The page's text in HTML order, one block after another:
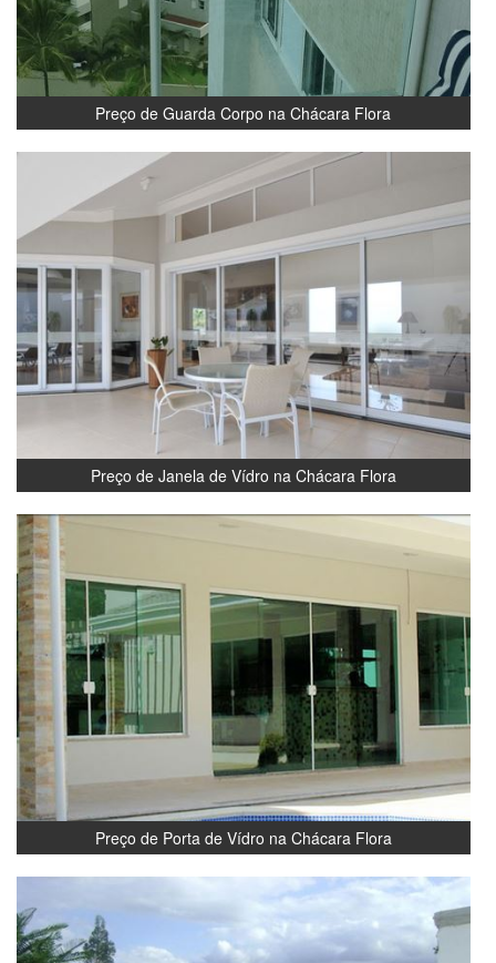
Preço de Guarda Corpo na Chácara Flora
Preço de Janela de Vídro na Chácara Flora
Preço de Porta de Vídro na Chácara Flora